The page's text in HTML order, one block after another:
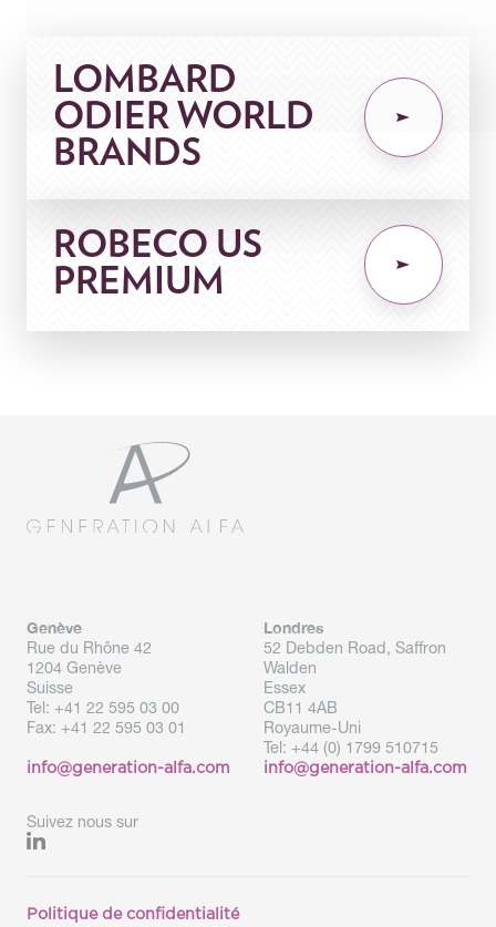
LOMBARD
ODIER WORLD
BRANDS
ROBECO US
PREMIUM
Genève
Rue du Rhône 42
1204 Genève
Suisse
Tel: +41 22 595 03 00
Fax: +41 22 595 03 01
info@generation-alfa.com
Londres
52 Debden Road, Saffron
Walden
Essex
CB11 4AB
Royaume-Uni
Tel: +44 (0) 1799 510715
info@generation-alfa.com
Suivez nous sur
Politique de confidentialité